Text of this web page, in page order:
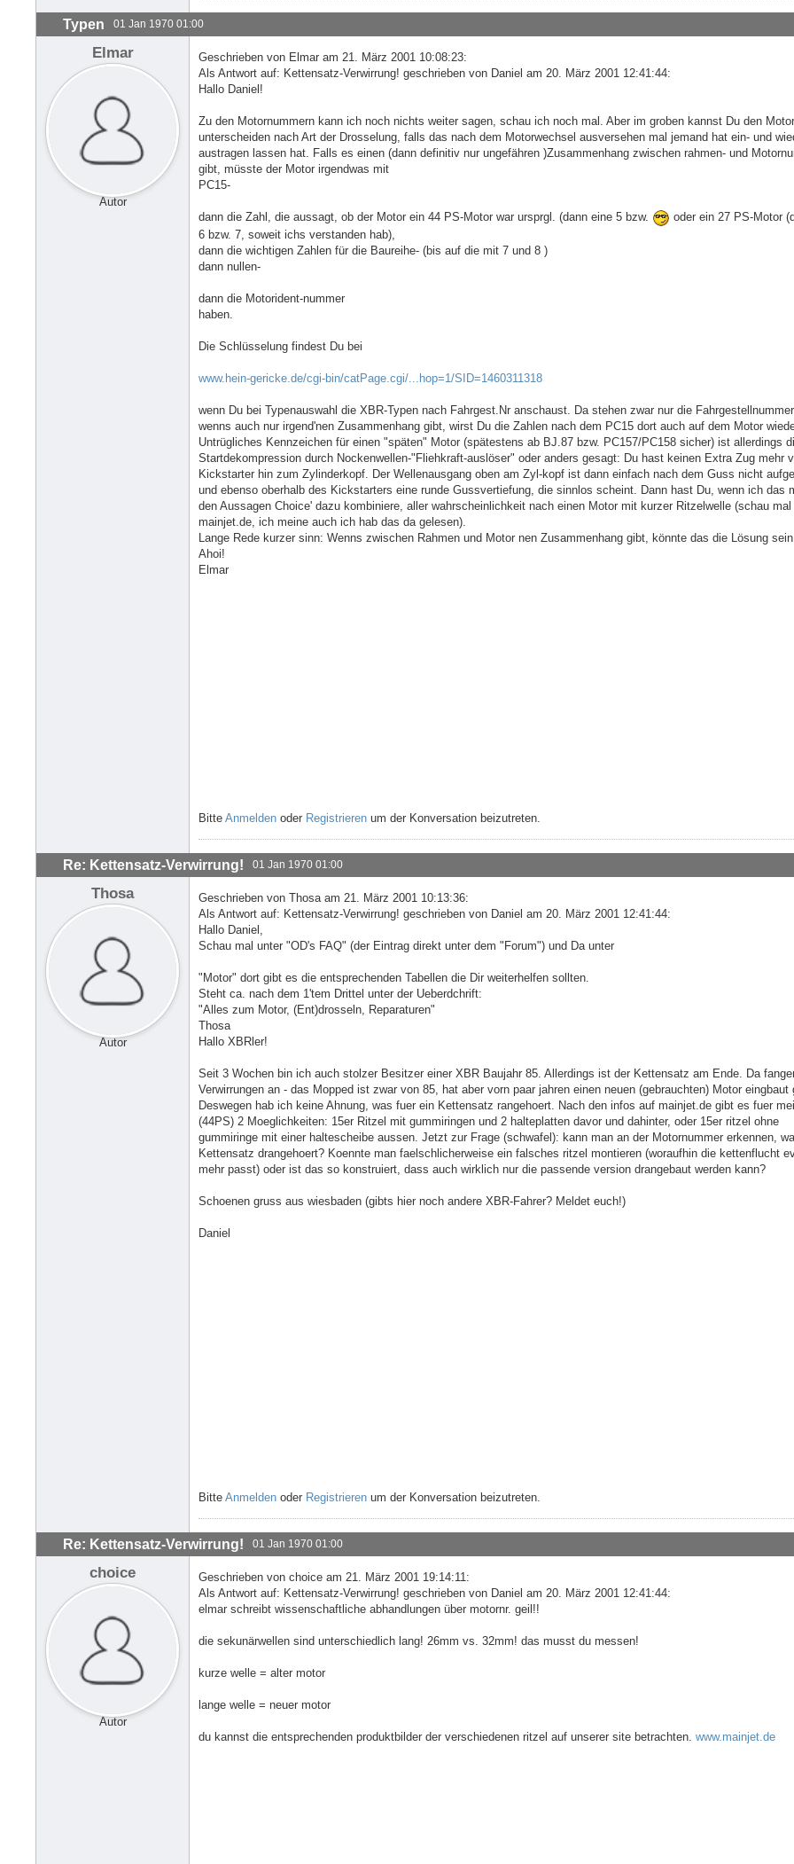
Typen 01 Jan 1970 01:00
Elmar
Autor
Geschrieben von Elmar am 21. März 2001 10:08:23:
Als Antwort auf: Kettensatz-Verwirrung! geschrieben von Daniel am 20. März 2001 12:41:44:
Hallo Daniel!
Zu den Motornummern kann ich noch nichts weiter sagen, schau ich noch mal. Aber im groben kannst Du den Motor
unterscheiden nach Art der Drosselung, falls das nach dem Motorwechsel ausversehen mal jemand hat ein- und
austragen lassen hat. Falls es einen (dann definitiv nur ungefähren )Zusammenhang zwischen rahmen- und
gibt, müsste der Motor irgendwas mit
PC15-
dann die Zahl, die aussagt, ob der Motor ein 44 PS-Motor war ursprgl. (dann eine 5 bzw.
oder ein 27 PS-Motor
6 bzw. 7, soweit ichs verstanden hab),
dann die wichtigen Zahlen für die Baureihe- (bis auf die mit 7 und 8 )
dann nullen-
dann die Motorident-nummer
haben.
Die Schlüsselung findest Du bei
www.hein-gericke.de/cgi-bin/catPage.cgi/...hop=1/SID=1460311318
wenn Du bei Typenauswahl die XBR-Typen nach Fahrgest.Nr anschaust. Da stehen zwar nur die
wenns auch nur irgend'nen Zusammenhang gibt, wirst Du die Zahlen nach dem PC15 dort auch auf dem Motor
Untrügliches Kennzeichen für einen "späten" Motor (spätestens ab BJ.87 bzw. PC157/PC158 sicher) ist allerdings
Startdekompression durch Nockenwellen-"Fliehkraft-auslöser" oder anders gesagt: Du hast keinen Extra Zug mehr
Kickstarter hin zum Zylinderkopf. Der Wellenausgang oben am Zyl-kopf ist dann einfach nach dem Guss nicht
und ebenso oberhalb des Kickstarters eine runde Gussvertiefung, die sinnlos scheint. Dann hast Du, wenn ich das
den Aussagen Choice' dazu kombiniere, aller wahrscheinlichkeit nach einen Motor mit kurzer Ritzelwelle (schau mal
mainjet.de, ich meine auch ich hab das da gelesen).
Lange Rede kurzer sinn: Wenns zwischen Rahmen und Motor nen Zusammenhang gibt, könnte das die Lösung
Ahoi!
Elmar
Bitte Anmelden oder Registrieren um der Konversation beizutreten.
Re: Kettensatz-Verwirrung! 01 Jan 1970 01:00
Thosa
Autor
Geschrieben von Thosa am 21. März 2001 10:13:36:
Als Antwort auf: Kettensatz-Verwirrung! geschrieben von Daniel am 20. März 2001 12:41:44:
Hallo Daniel,
Schau mal unter "OD's FAQ" (der Eintrag direkt unter dem "Forum") und Da unter
"Motor" dort gibt es die entsprechenden Tabellen die Dir weiterhelfen sollten.
Steht ca. nach dem 1'tem Drittel unter der Ueberdchrift:
"Alles zum Motor, (Ent)drosseln, Reparaturen"
Thosa
Hallo XBRler!
Seit 3 Wochen bin ich auch stolzer Besitzer einer XBR Baujahr 85. Allerdings ist der Kettensatz am Ende. Da
Verwirrungen an - das Mopped ist zwar von 85, hat aber vorn paar jahren einen neuen (gebrauchten) Motor eingbaut
Deswegen hab ich keine Ahnung, was fuer ein Kettensatz rangehoert. Nach den infos auf mainjet.de gibt es fuer
(44PS) 2 Moeglichkeiten: 15er Ritzel mit gummiringen und 2 halteplatten davor und dahinter, oder 15er ritzel ohne
gummiringe mit einer haltescheibe aussen. Jetzt zur Frage (schwafel): kann man an der Motornummer erkennen,
Kettensatz drangehoert? Koennte man faelschlicherweise ein falsches ritzel montieren (woraufhin die kettenflucht
mehr passt) oder ist das so konstruiert, dass auch wirklich nur die passende version drangebaut werden kann?
Schoenen gruss aus wiesbaden (gibts hier noch andere XBR-Fahrer? Meldet euch!)
Daniel
Bitte Anmelden oder Registrieren um der Konversation beizutreten.
Re: Kettensatz-Verwirrung! 01 Jan 1970 01:00
choice
Autor
Geschrieben von choice am 21. März 2001 19:14:11:
Als Antwort auf: Kettensatz-Verwirrung! geschrieben von Daniel am 20. März 2001 12:41:44:
elmar schreibt wissenschaftliche abhandlungen über motornr. geil!!
die sekunärwellen sind unterschiedlich lang! 26mm vs. 32mm! das musst du messen!
kurze welle = alter motor
lange welle = neuer motor
du kannst die entsprechenden produktbilder der verschiedenen ritzel auf unserer site betrachten. www.mainjet.de